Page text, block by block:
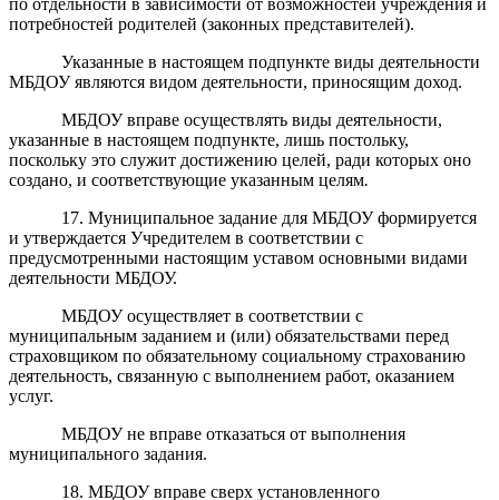
потребностей родителей (законных представителей).
Указанные в настоящем подпункте виды деятельности
МБДОУ являются видом деятельности, приносящим доход.
МБДОУ вправе осуществлять виды деятельности,
указанные в настоящем подпункте, лишь постольку,
поскольку это служит достижению целей, ради которых оно
создано, и соответствующие указанным целям.
17. Муниципальное задание для МБДОУ формируется
и утверждается Учредителем в соответствии с
предусмотренными настоящим уставом основными видами
деятельности МБДОУ.
МБДОУ осуществляет в соответствии с
муниципальным заданием и (или) обязательствами перед
страховщиком по обязательному социальному страхованию
деятельность, связанную с выполнением работ, оказанием
услуг.
МБДОУ не вправе отказаться от выполнения
муниципального задания.
18. МБДОУ вправе сверх установленного